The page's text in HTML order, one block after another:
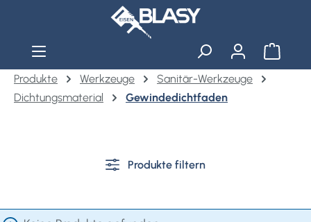
Zum Hauptinhalt springen
Produkte
Werkzeuge
Sanitär-Werkzeuge
Dichtungsmaterial
Gewindedichtfaden
Produkte filtern